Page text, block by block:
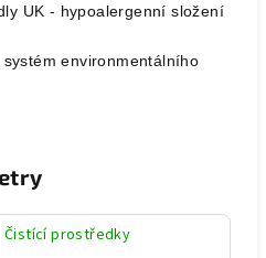
UK - hypoalergenní složení
environmentálního
Čistící prostředky